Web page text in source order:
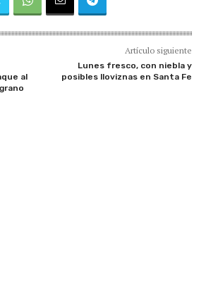
al
Artículo siguiente
Lunes fresco, con niebla y
posibles lloviznas en Santa Fe